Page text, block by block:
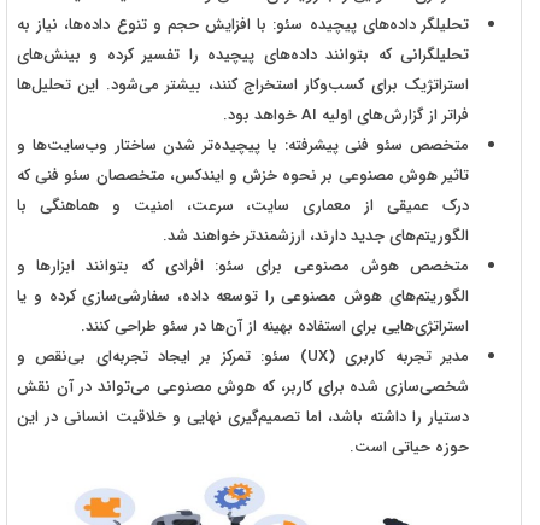
تحلیلگر داده‌های پیچیده سئو: با افزایش حجم و تنوع داده‌ها، نیاز به
تحلیلگرانی که بتوانند داده‌های پیچیده را تفسیر کرده و بینش‌های
استراتژیک برای کسب‌وکار استخراج کنند، بیشتر می‌شود. این تحلیل‌ها
فراتر از گزارش‌های اولیه AI خواهد بود.
متخصص سئو فنی پیشرفته: با پیچیده‌تر شدن ساختار وب‌سایت‌ها و
تاثیر هوش مصنوعی بر نحوه خزش و ایندکس، متخصصان سئو فنی که
درک عمیقی از معماری سایت، سرعت، امنیت و هماهنگی با
الگوریتم‌های جدید دارند، ارزشمندتر خواهند شد.
متخصص هوش مصنوعی برای سئو: افرادی که بتوانند ابزارها و
الگوریتم‌های هوش مصنوعی را توسعه داده، سفارشی‌سازی کرده و یا
استراتژی‌هایی برای استفاده بهینه از آن‌ها در سئو طراحی کنند.
مدیر تجربه کاربری (UX) سئو: تمرکز بر ایجاد تجربه‌ای بی‌نقص و
شخصی‌سازی شده برای کاربر، که هوش مصنوعی می‌تواند در آن نقش
دستیار را داشته باشد، اما تصمیم‌گیری نهایی و خلاقیت انسانی در این
حوزه حیاتی است.